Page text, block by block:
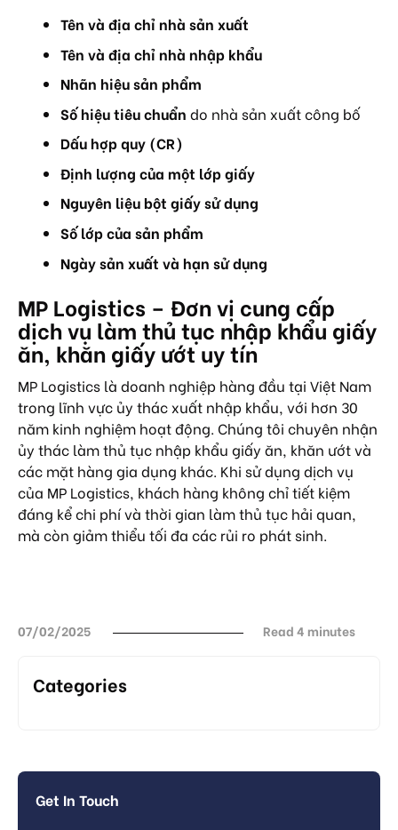
07/02/2025 Read 4 minutes
Categories
Get In Touch
Tên và địa chỉ nhà sản xuất
Tên và địa chỉ nhà nhập khẩu
Nhãn hiệu sản phẩm
Số hiệu tiêu chuẩn do nhà sản xuất công bố
Dấu hợp quy (CR)
Định lượng của một lớp giấy
Nguyên liệu bột giấy sử dụng
Số lớp của sản phẩm
Ngày sản xuất và hạn sử dụng
MP Logistics – Đơn vị cung cấp
dịch vụ làm thủ tục nhập khẩu giấy
ăn, khăn giấy ướt uy tín
MP Logistics là doanh nghiệp hàng đầu tại Việt Nam
trong lĩnh vực ủy thác xuất nhập khẩu, với hơn 30
năm kinh nghiệm hoạt động. Chúng tôi chuyên nhận
ủy thác làm thủ tục nhập khẩu giấy ăn, khăn ướt và
các mặt hàng gia dụng khác. Khi sử dụng dịch vụ
của MP Logistics, khách hàng không chỉ tiết kiệm
đáng kể chi phí và thời gian làm thủ tục hải quan,
mà còn giảm thiểu tối đa các rủi ro phát sinh.